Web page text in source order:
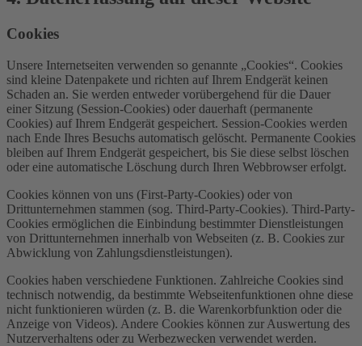
Cookies
Unsere Internetseiten verwenden so genannte „Cookies“. Cookies
sind kleine Datenpakete und richten auf Ihrem Endgerät keinen
Schaden an. Sie werden entweder vorübergehend für die Dauer
einer Sitzung (Session-Cookies) oder dauerhaft (permanente
Cookies) auf Ihrem Endgerät gespeichert. Session-Cookies werden
nach Ende Ihres Besuchs automatisch gelöscht. Permanente Cookies
bleiben auf Ihrem Endgerät gespeichert, bis Sie diese selbst löschen
oder eine automatische Löschung durch Ihren Webbrowser erfolgt.
Cookies können von uns (First-Party-Cookies) oder von
Drittunternehmen stammen (sog. Third-Party-Cookies). Third-Party-
Cookies ermöglichen die Einbindung bestimmter Dienstleistungen
von Drittunternehmen innerhalb von Webseiten (z. B. Cookies zur
Abwicklung von Zahlungsdienstleistungen).
Cookies haben verschiedene Funktionen. Zahlreiche Cookies sind
technisch notwendig, da bestimmte Webseitenfunktionen ohne diese
nicht funktionieren würden (z. B. die Warenkorbfunktion oder die
Anzeige von Videos). Andere Cookies können zur Auswertung des
Nutzerverhaltens oder zu Werbezwecken verwendet werden.